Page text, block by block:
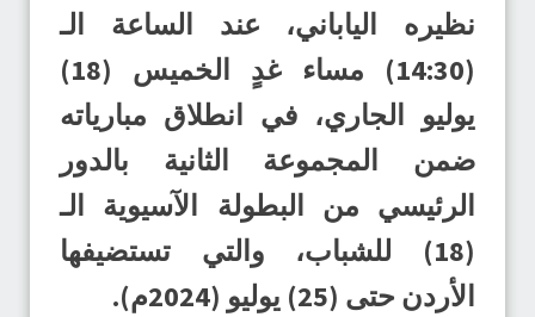
نظيره الياباني، عند الساعة الـ
(14:30) مساء غدٍ الخميس (18)
يوليو الجاري، في انطلاق مبارياته
ضمن المجموعة الثانية بالدور
الرئيسي من البطولة الآسيوية الـ
(18) للشباب، والتي تستضيفها
الأردن حتى (25) يوليو (2024م).